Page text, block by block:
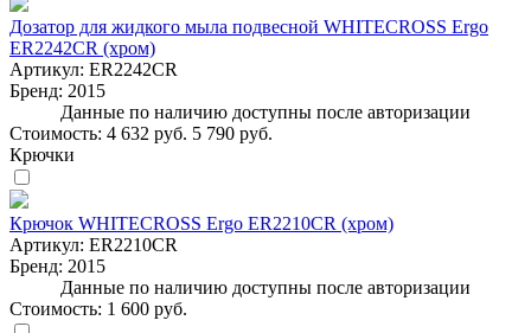
Дозатор для жидкого мыла подвесной WHITECROSS Ergo
ER2242CR (хром)
Артикул: ER2242CR
Бренд: 2015
Данные по наличию доступны после авторизации
Стоимость: 4 632 руб. 5 790 руб.
Крючки
Крючок WHITECROSS Ergo ER2210CR (хром)
Артикул: ER2210CR
Бренд: 2015
Данные по наличию доступны после авторизации
Стоимость: 1 600 руб.